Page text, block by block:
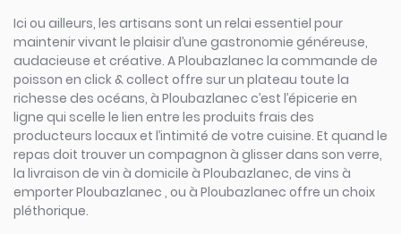
Ici ou ailleurs, les artisans sont un relai essentiel pour
maintenir vivant le plaisir d’une gastronomie généreuse,
audacieuse et créative. A Ploubazlanec la commande de
poisson en click & collect offre sur un plateau toute la
richesse des océans, à Ploubazlanec c’est l’épicerie en
ligne qui scelle le lien entre les produits frais des
producteurs locaux et l’intimité de votre cuisine. Et quand le
repas doit trouver un compagnon à glisser dans son verre,
la livraison de vin à domicile à Ploubazlanec, de vins à
emporter Ploubazlanec , ou à Ploubazlanec offre un choix
pléthorique.